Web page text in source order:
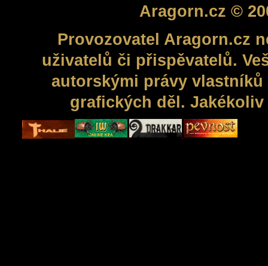
Aragorn.cz ©
Provozovatel Aragorn.cz
uživatelů či přispěvatelů.
autorskými právy
grafických děl.